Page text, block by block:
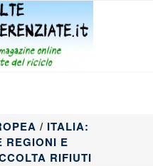
/ ITALIA:
REGIONI E
RIFIUTI